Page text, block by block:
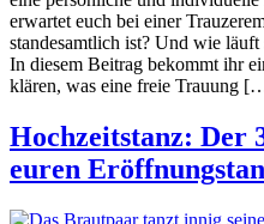
erwartet euch bei einer
standesamtlich ist? Und wie
In diesem Beitrag bekommt ihr
klären, was eine freie Trauung
Hochzeitstanz: Der
euren